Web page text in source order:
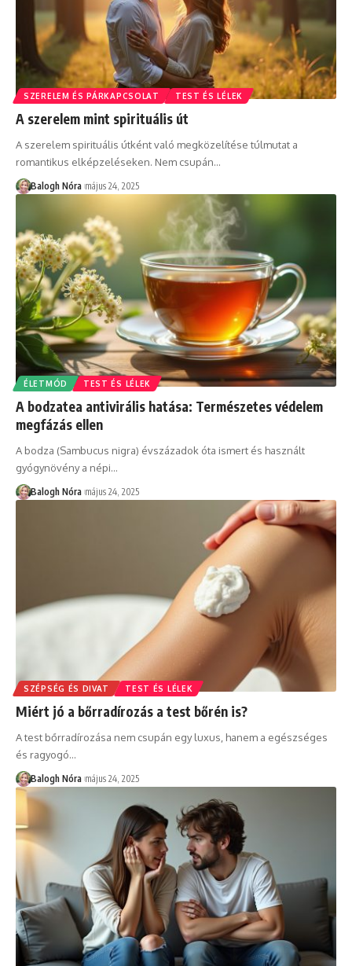
SZERELEM ÉS PÁRKAPCSOLAT TEST ÉS LÉLEK
A szerelem mint spirituális út
A szerelem spirituális útként való megközelítése túlmutat a
romantikus elképzeléseken. Nem csupán…
Balogh Nóra május 24, 2025
ÉLETMÓD TEST ÉS LÉLEK
A bodzatea antivirális hatása: Természetes védelem
megfázás ellen
A bodza (Sambucus nigra) évszázadok óta ismert és használt
gyógynövény a népi…
Balogh Nóra május 24, 2025
SZÉPSÉG ÉS DIVAT TEST ÉS LÉLEK
Miért jó a bőrradírozás a test bőrén is?
A test bőrradírozása nem csupán egy luxus, hanem a egészséges
és ragyogó…
Balogh Nóra május 24, 2025